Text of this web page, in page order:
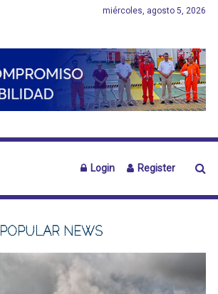
miércoles, agosto 5, 2026
Login Register
POPULAR NEWS